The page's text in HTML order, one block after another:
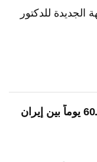
الجديدة للدكتور
إعلان وشيك عن اتفاق لـ60 يوماً بين إيران